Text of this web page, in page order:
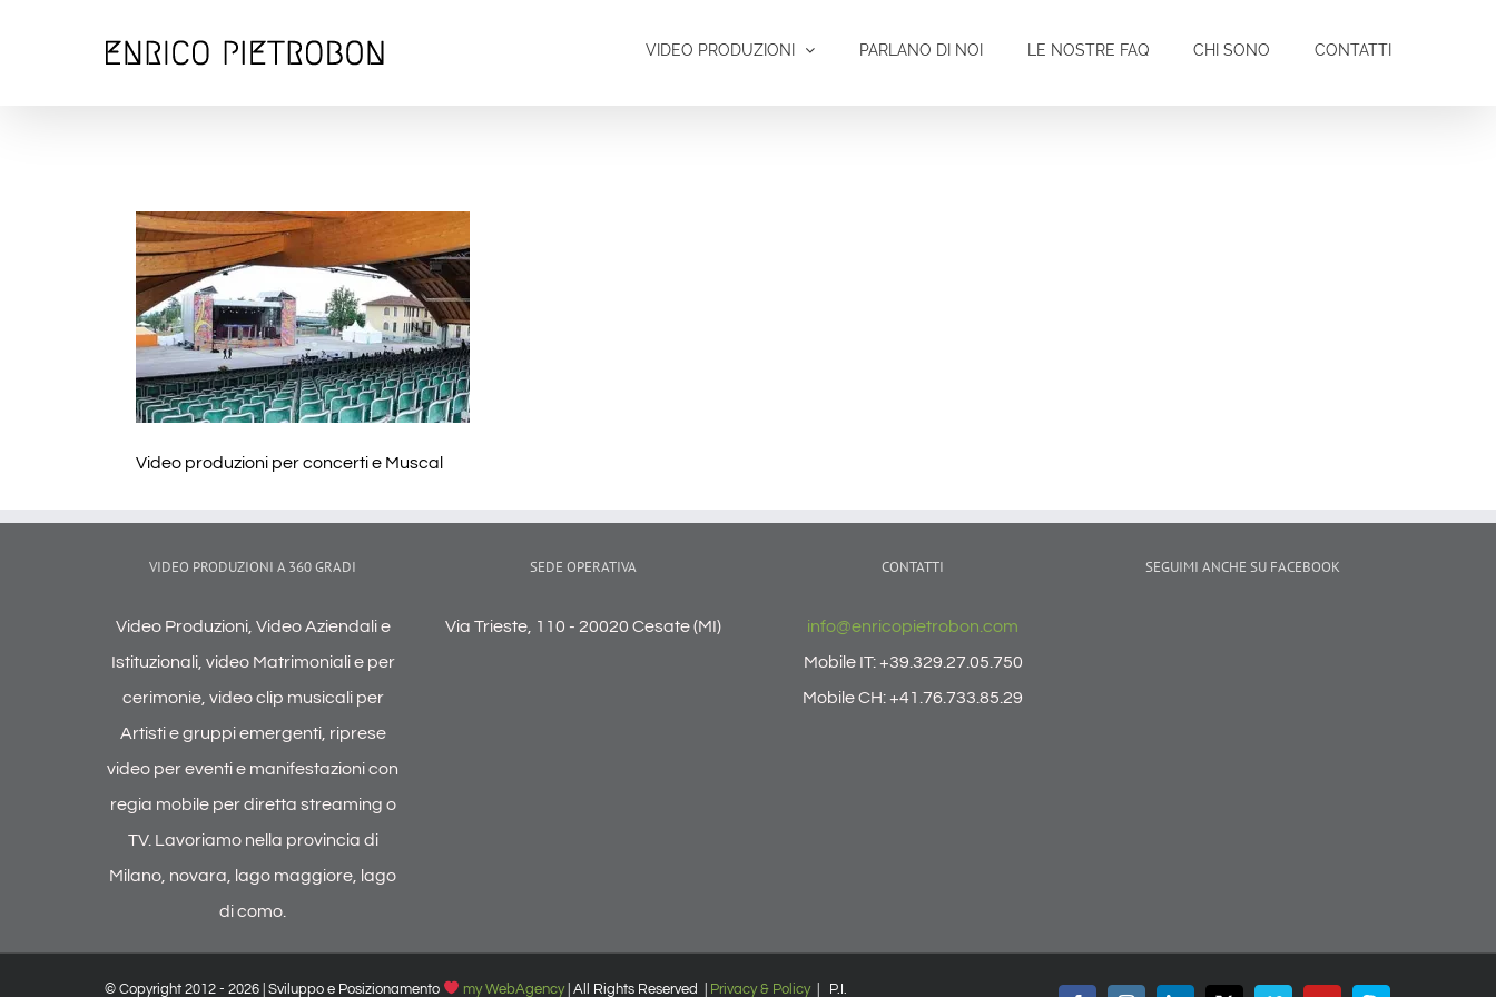
VIDEO PRODUZIONI PARLANO DI NOI LE NOSTRE FAQ CHI SONO CONTATTI
Video produzioni per concerti e Muscal
VIDEO PRODUZIONI A 360 GRADI
Video Produzioni, Video Aziendali e
Istituzionali, video Matrimoniali e per
cerimonie, video clip musicali per
Artisti e gruppi emergenti, riprese
video per eventi e manifestazioni con
regia mobile per diretta streaming o
TV. Lavoriamo nella provincia di
Milano, novara, lago maggiore, lago
di como.
SEDE OPERATIVA
Via Trieste, 110 - 20020 Cesate (MI)
CONTATTI
info@enricopietrobon.com
Mobile IT: +39.329.27.05.750
Mobile CH: +41.76.733.85.29
SEGUIMI ANCHE SU FACEBOOK
© Copyright 2012 -2026 | Sviluppo e Posizionamento my WebAgency| All Rights Reserved | Privacy & Policy| P.I.